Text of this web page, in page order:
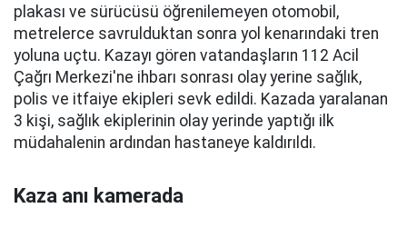
plakası ve sürücüsü öğrenilemeyen otomobil,
metrelerce savrulduktan sonra yol kenarındaki tren
yoluna uçtu. Kazayı gören vatandaşların 112 Acil
Çağrı Merkezi'ne ihbarı sonrası olay yerine sağlık,
polis ve itfaiye ekipleri sevk edildi. Kazada yaralanan
3 kişi, sağlık ekiplerinin olay yerinde yaptığı ilk
müdahalenin ardından hastaneye kaldırıldı.
Kaza anı kamerada